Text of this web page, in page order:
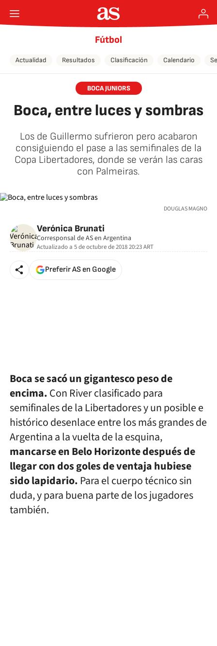
Fútbol
Actualidad Resultados Clasificación Calendario
BOCA JUNIORS
Boca, entre luces y sombras
Los de Guillermo sufrieron pero acabaron
consiguiendo el pase a las semifinales de la
Copa Libertadores, donde se verán las caras
con Palmeiras.
DOUGLAS MAGNO
Verónica Brunati
Corresponsal de AS en Argentina
Actualizado a 5 de octubre de 2018 20:23ART
Preferir AS en Google
Boca se sacó un gigantesco peso de
encima.Con River clasificado para
semifinales de la Libertadores y un posible e
histórico desenlace entre los más grandes de
Argentina a la vuelta de la esquina,
mancarse en Belo Horizonte después de
llegar con dos goles de ventaja hubiese
sido lapidario. Para el cuerpo técnico sin
duda, y para buena parte de los jugadores
también.